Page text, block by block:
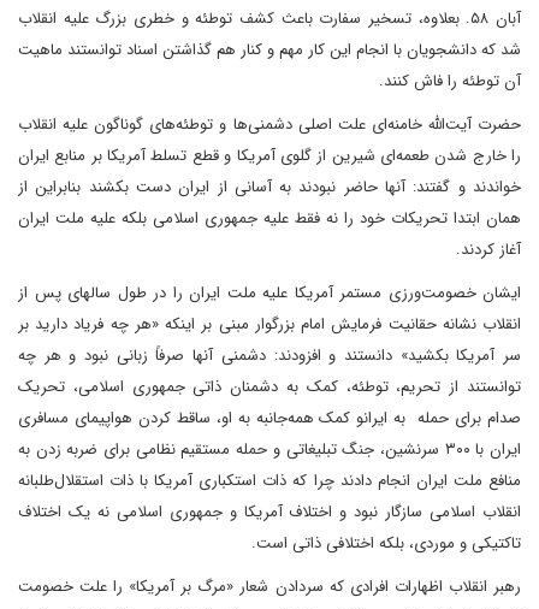
آبان ۵۸. بعلاوه، تسخیر سفارت باعث کشف توطئه و خطری بزرگ علیه انقلاب
شد که دانشجویان با انجام این کار مهم و کنار هم گذاشتن اسناد توانستند ماهیت
آن توطئه را فاش کنند.
حضرت آیت‌الله خامنه‌ای علت اصلی دشمنی‌ها و توطئه‌های گوناگون علیه انقلاب
را خارج شدن طعمه‌ای شیرین از گلوی آمریکا و قطع تسلط آمریکا بر منابع ایران
خواندند و گفتند: آنها حاضر نبودند به آسانی از ایران دست بکشند بنابراین از
همان ابتدا تحریکات خود را نه فقط علیه جمهوری اسلامی بلکه علیه ملت ایران
آغاز کردند.
ایشان خصومت‌ورزی مستمر آمریکا علیه ملت ایران را در طول سالهای پس از
انقلاب نشانه حقانیت فرمایش امام بزرگوار مبنی بر اینکه «هر چه فریاد دارید بر
سر آمریکا بکشید» دانستند و افزودند: دشمنی آنها صرفاً زبانی نبود و هر چه
توانستند از تحریم، توطئه، کمک به دشمنان ذاتی جمهوری اسلامی، تحریک
صدام برای حمله به ایرانو کمک همه‌جانبه به او، ساقط کردن هواپیمای مسافری
ایران با ۳۰۰ سرنشین، جنگ تبلیغاتی و حمله مستقیم نظامی برای ضربه زدن به
منافع ملت ایران انجام دادند چرا که ذات استکباری آمریکا با ذات استقلال‌طلبانه
انقلاب اسلامی سازگار نبود و اختلاف آمریکا و جمهوری اسلامی نه یک اختلاف
تاکتیکی و موردی، بلکه اختلافی ذاتی است.
رهبر انقلاب اظهارات افرادی که سردادن شعار «مرگ بر آمریکا» را علت خصومت